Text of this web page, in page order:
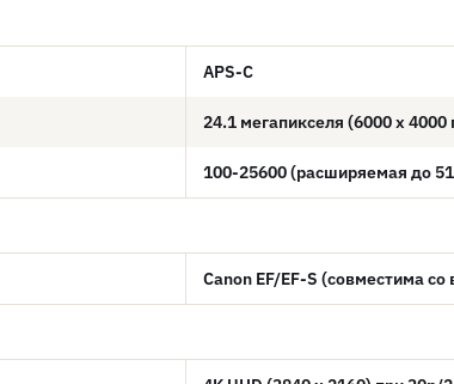
APS-C
24.1 мегапикселя (6000 x 4000
100-25600 (расширяемая до
Canon EF/EF-S (совместима